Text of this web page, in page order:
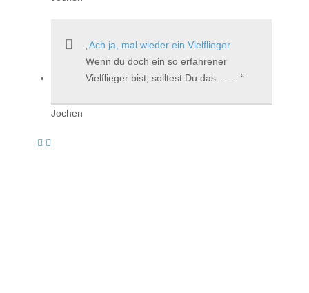
Ach ja, mal wieder ein Vielflieger
Wenn du doch ein so erfahrener
Vielflieger bist, solltest Du das ... ...
Jochen